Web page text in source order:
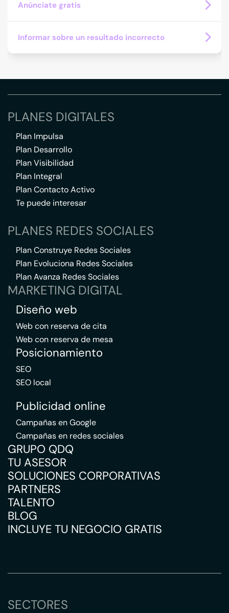
Anúnciate gratis
Informar sobre un resultado incorrecto
PLANES DIGITALES
Plan Impulsa
Plan Desarrollo
Plan Visibilidad
Plan Integral
Plan Contacto Activo
Te puede interesar
PLANES REDES SOCIALES
Plan Construye Redes Sociales
Plan Evoluciona Redes Sociales
Plan Avanza Redes Sociales
MARKETING DIGITAL
Diseño web
Web con reserva de cita
Web con reserva de mesa
Posicionamiento
SEO
SEO local
Publicidad online
Campañas en Google
Campañas en redes sociales
GRUPO QDQ
TU ASESOR
SOLUCIONES CORPORATIVAS
PARTNERS
TALENTO
BLOG
INCLUYE TU NEGOCIO GRATIS
SECTORES